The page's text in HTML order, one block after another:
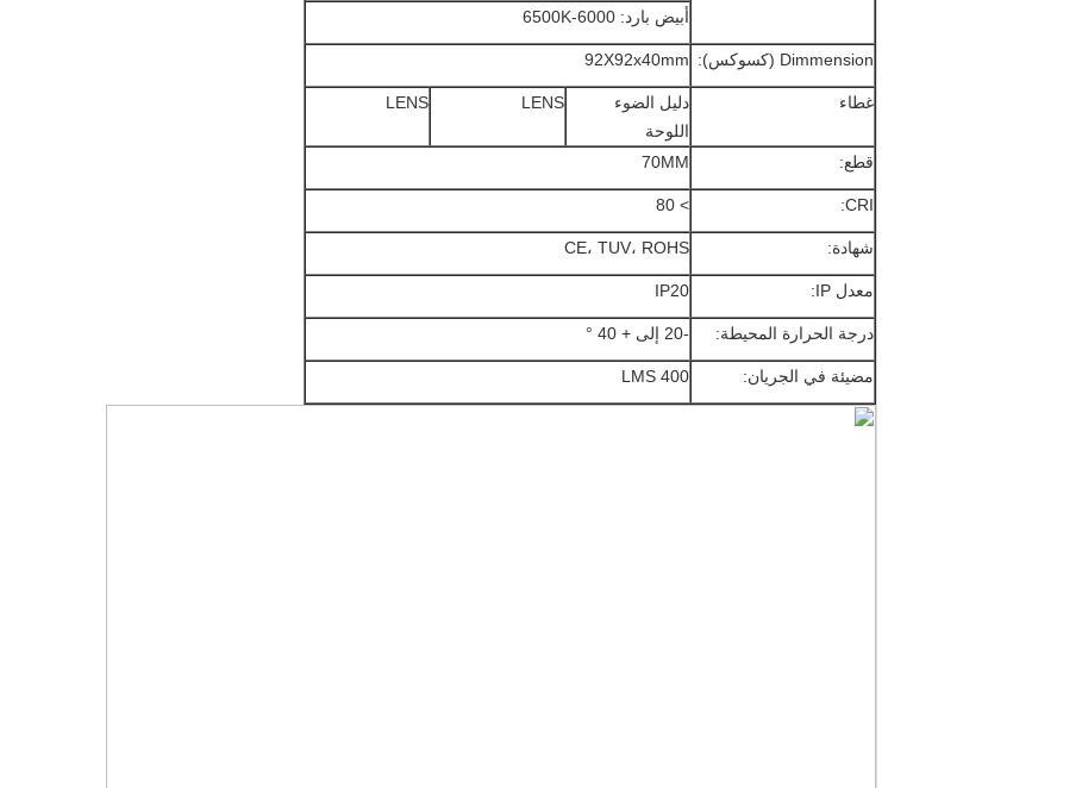
أبيض بارد: 6000-6500K
Dimmension (كسوكس): 92X92x40mm
غطاء
دليل الضوء
اللوحة
LENS
LENS
قطع: 70MM
CRI:
> 80
شهادة: CE، TUV، ROHS
معدل IP: IP20
درجة الحرارة المحيطة: -20 إلى + 40 °
مضيئة في الجريان: 400 LMS